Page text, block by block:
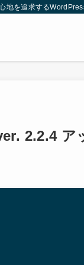
地を追求する
2.2.4